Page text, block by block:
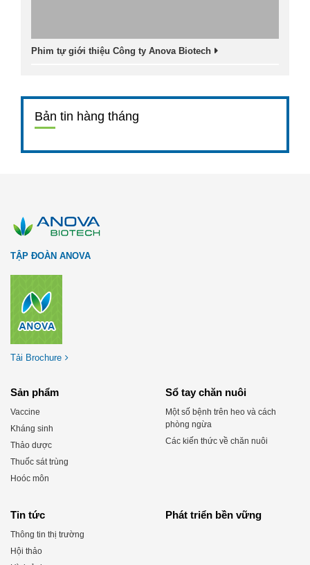
Phim tự giới thiệu Công ty Anova Biotech
Bản tin hàng tháng
TẬP ĐOÀN ANOVA
Tải Brochure
Sản phẩm
Vaccine
Kháng sinh
Thảo dược
Thuốc sát trùng
Hoóc môn
Sổ tay chăn nuôi
Một số bệnh trên heo và cách
phòng ngừa
Các kiến thức về chăn nuôi
Tin tức
Thông tin thị trường
Hội thảo
Phát triển bền vững